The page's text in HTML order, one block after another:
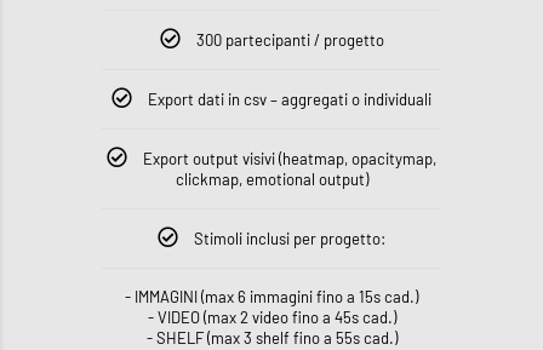
300 partecipanti / progetto
Export dati in csv – aggregati o individuali
Export output visivi (heatmap, opacitymap,
clickmap, emotional output)
Stimoli inclusi per progetto:
- IMMAGINI (max 6 immagini fino a 15s cad.)
- VIDEO (max 2 video fino a 45s cad.)
- SHELF (max 3 shelf fino a 55s cad.)